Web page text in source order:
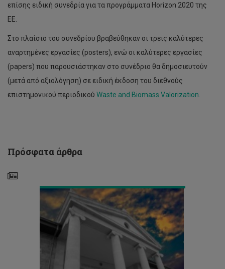
επίσης ειδική συνεδρία για τα προγράμματα Horizon 2020 της
ΕΕ.
Στο πλαίσιο του συνεδρίου βραβεύθηκαν οι τρεις καλύτερες
αναρτημένες εργασίες (posters), ενώ οι καλύτερες εργασίες
(papers) που παρουσιάστηκαν στο συνέδριο θα δημοσιευτούν
(μετά από αξιολόγηση) σε ειδική έκδοση του διεθνούς
επιστημονικού περιοδικού Waste and Biomass Valorization
Πρόσφατα άρθρα
‘Πράσινο’
φως
για
έργο
μεταξύ
και
Δήμου
Τρία
Βραβεία
στα
Environmental
Awards
και
Awards
2016